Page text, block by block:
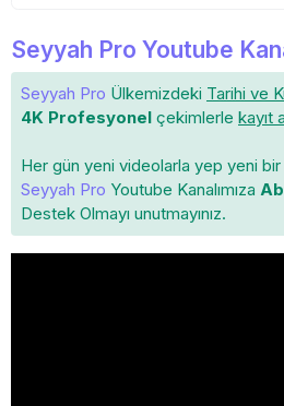
Seyyah Pro Youtube
Seyyah Pro Ülkemizdeki Tarihi ve
4K Profesyonel çekimlerle kayıt
Her gün yeni videolarla yep yeni
Seyyah Pro Youtube Kanalımıza
Destek Olmayı unutmayınız.